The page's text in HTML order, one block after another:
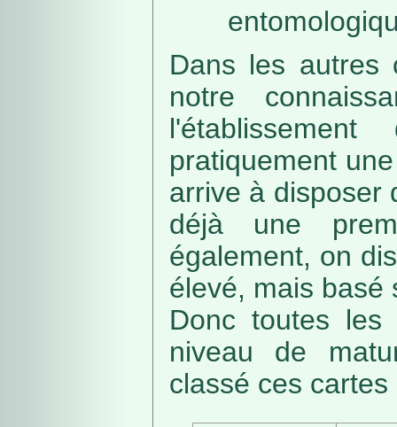
Dans les autres
notre
pratiquement
arrive à disposer
déjà une
également, on
élevé, mais basé
Donc toutes
niveau de
classé ces